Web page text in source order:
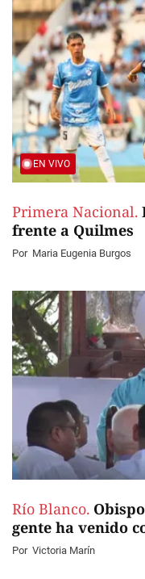
EN VIVO
Primera Nacional.
frente a Quilmes
Por Maria Eugenia Burgos
Río Blanco.
gente ha venido
Por Victoria Marín